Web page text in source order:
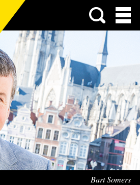
Menu
Bart Somers